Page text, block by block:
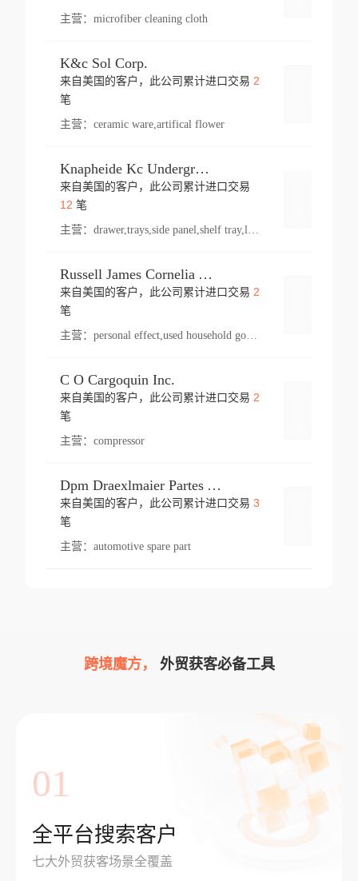
主营： microfiber cleaning cloth
K&c Sol Corp.
来自美国的客户，此公司累计进口交易 2
笔
主营： ceramic ware,artifical flower
Knapheide Kc Underground
来自美国的客户，此公司累计进口交易
12 笔
主营：
Russell James Cornelia Arlington Va
来自美国的客户，此公司累计进口交易 2
笔
主营： personal effect,used household goods
C O Cargoquin Inc.
来自美国的客户，此公司累计进口交易 2
笔
主营： compressor
Dpm Draexlmaier Partes Automotrices Corr Ind Huejotzingo
来自美国的客户，此公司累计进口交易 3
笔
主营： automotive spare part
跨境魔方， 外贸获客必备工具
01
全平台搜索客户
七大外贸获客场景全覆盖